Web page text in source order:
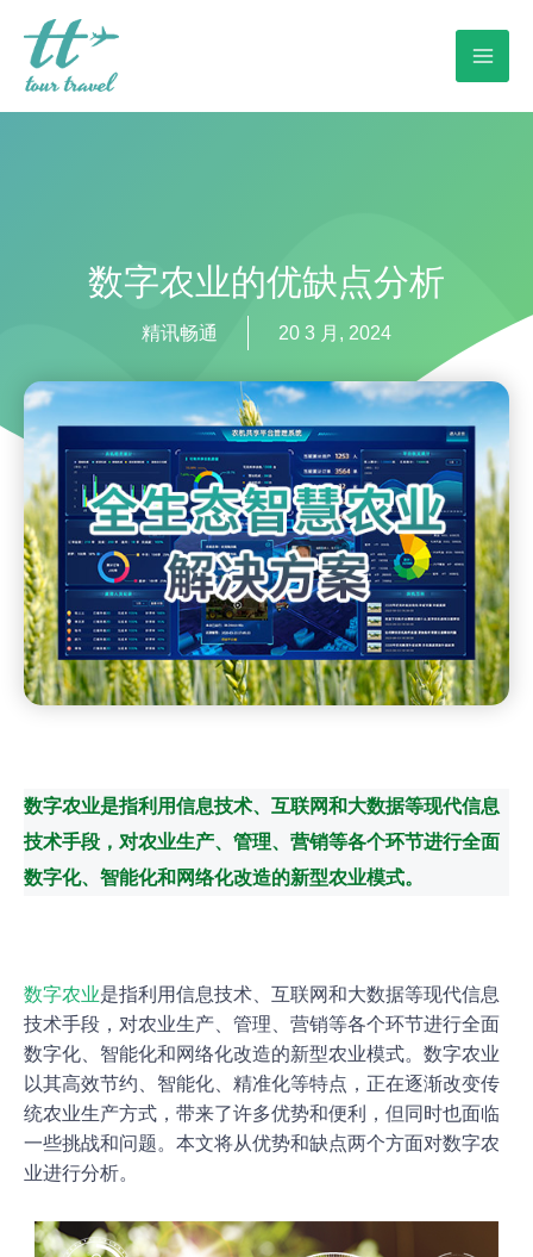
数字农业的优缺点分析
精讯畅通 20 3 月, 2024
数字农业是指利用信息技术、互联网和大数据等现代信息
技术手段，对农业生产、管理、营销等各个环节进行全面
数字化、智能化和网络化改造的新型农业模式。
数字农业是指利用信息技术、互联网和大数据等现代信息
技术手段，对农业生产、管理、营销等各个环节进行全面
数字化、智能化和网络化改造的新型农业模式。数字农业
以其高效节约、智能化、精准化等特点，正在逐渐改变传
统农业生产方式，带来了许多优势和便利，但同时也面临
一些挑战和问题。本文将从优势和缺点两个方面对数字农
业进行分析。